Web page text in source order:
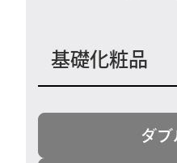
基礎化粧品
ダブ